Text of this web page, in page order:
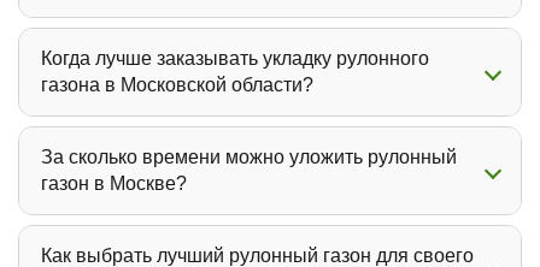
Когда лучше заказывать укладку рулонного
газона в Московской области?
За сколько времени можно уложить рулонный
газон в Москве?
Как выбрать лучший рулонный газон для своего